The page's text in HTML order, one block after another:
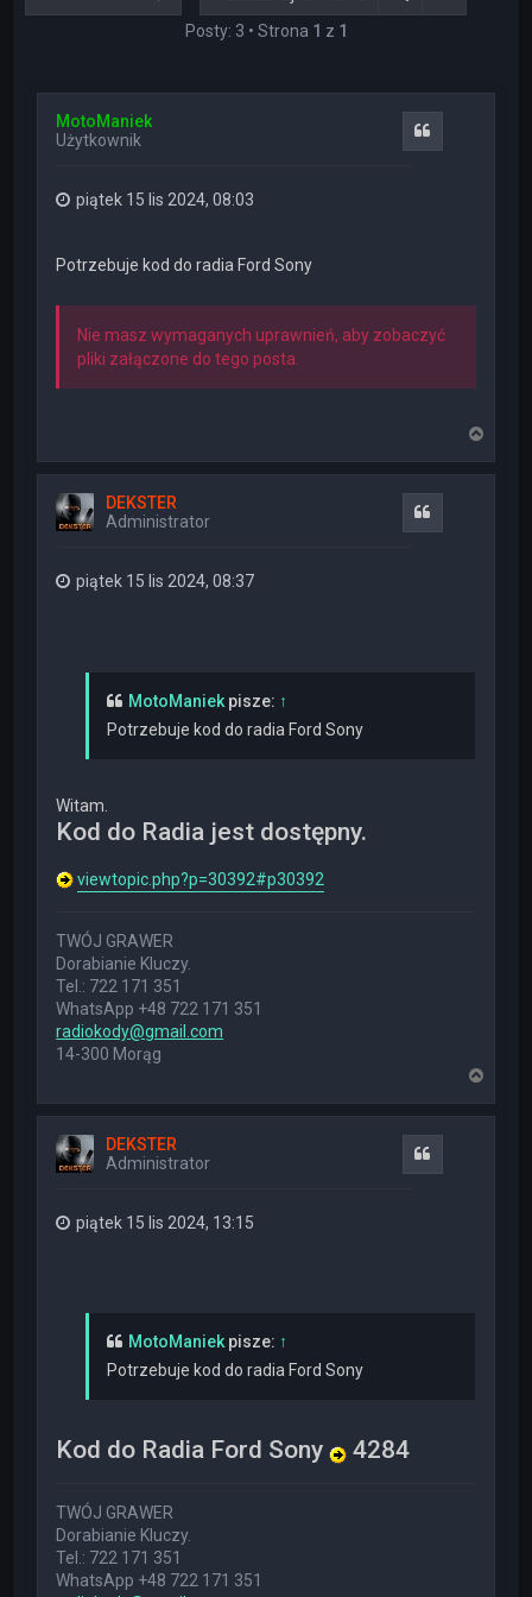
Posty: 3 • Strona 1 z 1
MotoManiek
Użytkownik
piątek 15 lis 2024, 08:03
Potrzebuje kod do radia Ford Sony
Nie masz wymaganych uprawnień, aby zobaczyć
pliki załączone do tego posta.
g
DEKSTER
Administrator
piątek 15 lis 2024, 08:37
MotoManiek pisze: ↑
Potrzebuje kod do radia Ford Sony
Witam.
Kod do Radia jest dostępny.
viewtopic.php?p=30392#p30392
TWÓJ GRAWER
Dorabianie Kluczy.
Tel.: 722 171 351
WhatsApp +48 722 171 351
radiokody@gmail.com
14-300 Morąg
g
DEKSTER
Administrator
piątek 15 lis 2024, 13:15
MotoManiek pisze: ↑
Potrzebuje kod do radia Ford Sony
Kod do Radia Ford Sony 4284
TWÓJ GRAWER
Dorabianie Kluczy.
Tel.: 722 171 351
WhatsApp +48 722 171 351